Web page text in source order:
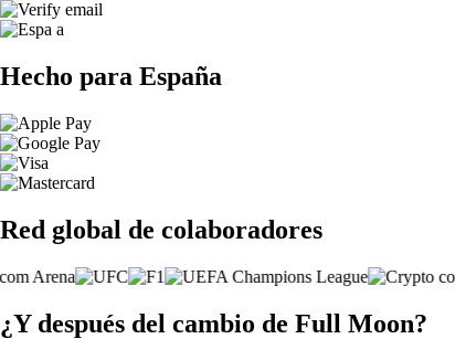
Hecho para España
Red global de colaboradores
¿Y después del cambio de Full Moon?